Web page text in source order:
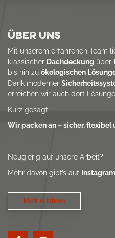
ÜBER UNS
Mit unserem erfahrenen Team
klassischer Dachdeckung über
bis hin zu ökologischen
Dank moderner
erreichen wir auch dort
Kurz gesagt:
Wir packen an – sicher, flexibel
Neugierig auf unsere Arbeit?
Mehr davon gibt’s auf
Mehr erfahren